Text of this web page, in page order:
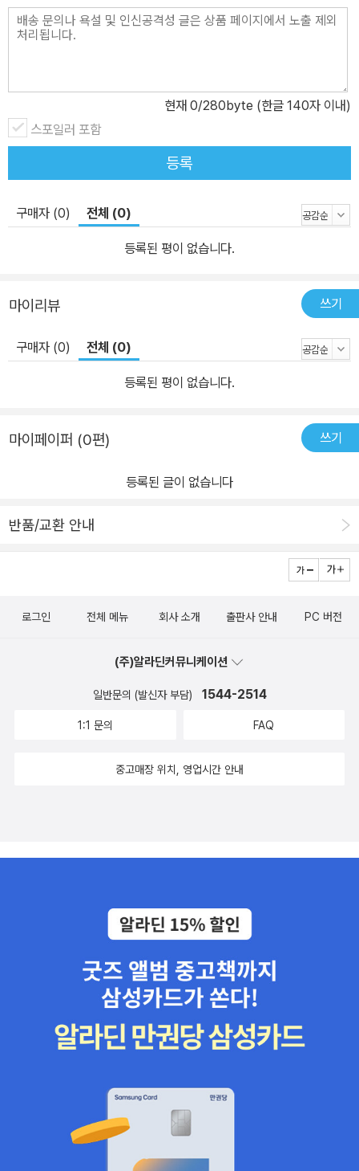
시작되는지 알게 된다. 즐거웠던 일에도 감흥을 잃고 쉽게 우울해진
다면 삶의 ‘중용’이 무너졌기 때문이다. 쳇바퀴 돌 듯 반복되는 일상에
동양철학의 양대 산맥인 유가 철학과 도가 철학을 함께 읽으면 동양
철학은 진지하면서 지루하지 않고 풍요로우면서 핵심을 짚게 된다.
마음이 해이해질 땐 공자의 말로 질서를 잡고, 불안이 밀려올 땐 장자
것이다. 저자는 싸움으로 10대를, 알코올 중독으로 20대를 보냈다.
그가 오랜 방황에 마침표를 찍을 수 있었던 것은 두 철학자의 지혜를
한다. 그러므로 우리가 해야 할 일은 먼지와 때가 묻지 않도록 조심하
화수목금토일을 당신은 어떻게 살고 싶은가? 더 나은 하루하루를 쌓
기 위한 힌트가 이 책에 있다. “각자의 삶에는 각자의 무게가 있다” 인
이 금세 소진되어 버리기 때문이다. 그렇다면 우리는 과연 삶의 균형
다하는 것이 균형을 잘 지키는 삶일까? 중용이란 ‘넘치거나 모자라지
주말엔 열심히 놀아야 한다는 극단적인 태도로는 넘치거나 모자라지
시간은 짧게만 느껴지기 때문이다. 어쩌면 우리는 늘 여유 없이 넘치
어떻게 지킬 수 있을까. 각자의 삶에는 각자의 무게가 있다. 그러므로
걱정이 많은 탓에 매사가 급급하고 초조하지는 않았는지, 잘 살고 싶
은 마음은 큰데 행동이 따라 주지 않아 우울함을 느끼지는 않았는지,
는 무기력함, 예민함, 공허함과 같은 감정에 사로잡혀 하루를 망쳤다
면, 그래서 삶의 무게를 분산할 수 있다면 당신이 바라는 내일에 한 발
짝 가까워질 수 있다. “모두에게 주어진 일주일, 당신은 어떻게 살 것
인가?” 삶의 균형을 되찾는 공자와 장자의 35가지 지혜 이 책은 반복
되는 월화수목금토일 동안 현대인들이 맞닥뜨리는 다양한 감정과 상
황을 소개한다. 그리고 어떻게 하면 부정의 감정을 다스릴 수 있는지
그 방법을 동양철학자들의 지혜를 빌려 35가지 꼭지로 실었다. 무기
력한 월요일에는 ‘다시 시작하는 마음’을, 자꾸만 늘어지는 화요일에
예민한 수요일에는 ‘현명하게 관계 맺는 방법’을 이야기한다. 다가올
주말을 고대하는 목요일에는 ‘더 나은 내일을 위한 배움’을, 저녁부터
설레는 금요일에는 ‘들뜨더라도 덤덤할 줄 아는 차분함’을, 많은 사람
의 사랑을 받는 긍정의 토요일에는 ‘나를 이해하는 질문’을, 1분 1초가
현재 0/280byte (한글 140자 이내)
스포일러 포함
등록
구매자 (0) 전체 (0)
등록된 평이 없습니다.
마이리뷰 쓰기
구매자 (0) 전체 (0)
등록된 평이 없습니다.
마이페이퍼 (0편) 쓰기
등록된 글이 없습니다
반품/교환 안내
로그인 전체 메뉴 회사 소개 출판사 안내 PC 버전
(주)알라딘커뮤니케이션
일반문의 (발신자 부담) 1544-2514
1:1 문의 FAQ
중고매장 위치, 영업시간 안내